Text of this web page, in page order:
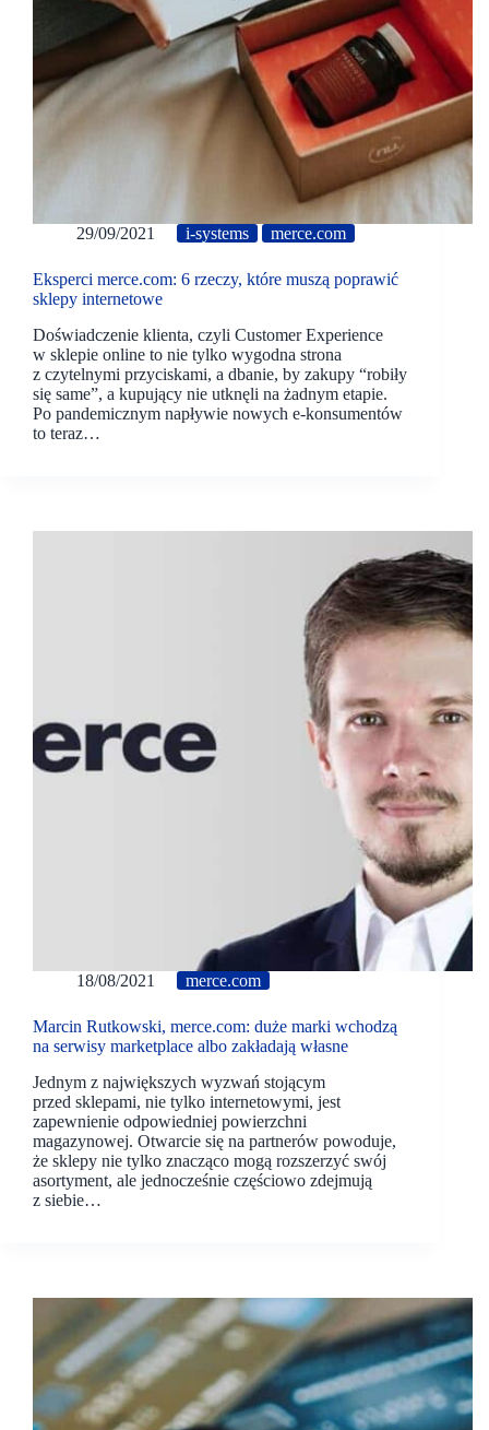
29/09/2021 i-systems merce.com
Eksperci merce.com: 6 rzeczy, które muszą poprawić
sklepy internetowe
Doświadczenie klienta, czyli Customer Experience
w sklepie online to nie tylko wygodna strona
z czytelnymi przyciskami, a dbanie, by zakupy “robiły
się same”, a kupujący nie utknęli na żadnym etapie.
Po pandemicznym napływie nowych e-konsumentów
to teraz…
18/08/2021 merce.com
Marcin Rutkowski, merce.com: duże marki wchodzą
na serwisy marketplace albo zakładają własne
Jednym z największych wyzwań stojącym
przed sklepami, nie tylko internetowymi, jest
zapewnienie odpowiedniej powierzchni
magazynowej. Otwarcie się na partnerów powoduje,
że sklepy nie tylko znacząco mogą rozszerzyć swój
asortyment, ale jednocześnie częściowo zdejmują
z siebie…